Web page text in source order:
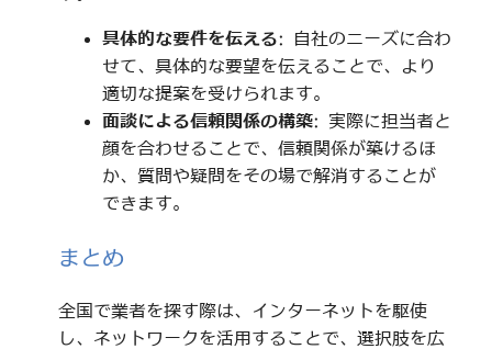
具体的な要件を伝える: 自社のニーズに合わ
せて、具体的な要望を伝えることで、より
適切な提案を受けられます。
面談による信頼関係の構築: 実際に担当者と
顔を合わせることで、信頼関係が築けるほ
か、質問や疑問をその場で解消することが
できます。
まとめ
全国で業者を探す際は、インターネットを駆使
し、ネットワークを活用することで、選択肢を広